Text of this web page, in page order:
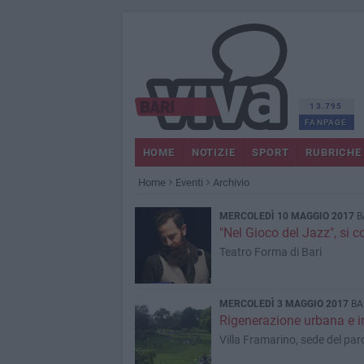
13.795
FANPAGE
HOME NOTIZIE SPORT RUBRICHE
Home Eventi Archivio
"Nel Gioco del Jazz", si
Teatro Forma di Bari
MERCOLEDÌ 10 MAGGIO 2017
Rigenerazione urbana e
Villa Framarino, sede del
MERCOLEDÌ 3 MAGGIO 2017